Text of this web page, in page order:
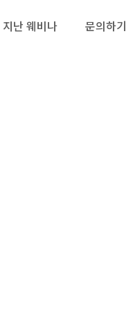
지난 웨비나 문의하기